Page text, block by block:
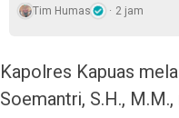
Tim Humas 2 jam
Kapolres Kapuas
Soemantri, S.H.,